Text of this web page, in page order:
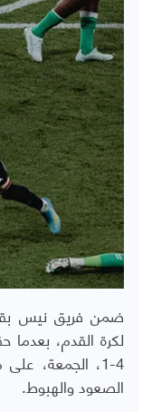
ضمن فريق نيس
لكرة القدم،
4-1، الجمعة،
الصعود والهبوط.